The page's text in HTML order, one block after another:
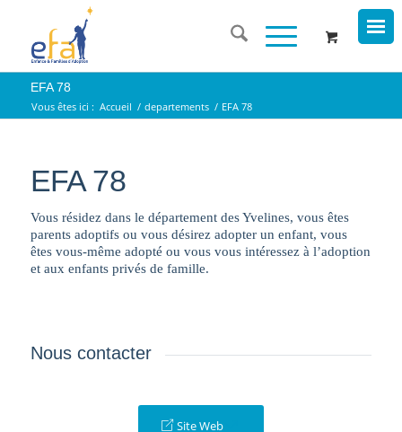
EFA 78
Vous êtes ici : Accueil / departements / EFA 78
EFA 78
Vous résidez dans le département des Yvelines, vous êtes
parents adoptifs ou vous désirez adopter un enfant, vous
êtes vous-même adopté ou vous vous intéressez à l’adoption
et aux enfants privés de famille.
Nous contacter
Site Web